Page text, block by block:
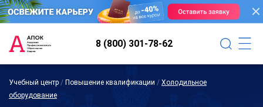
8 (800) 301-78-62
Учебный центр / Повышение квалификации / Холодильное
оборудование